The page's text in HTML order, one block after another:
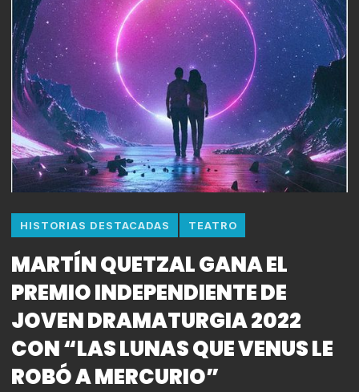
HISTORIAS DESTACADAS TEATRO
MARTÍN QUETZAL GANA EL
PREMIO INDEPENDIENTE DE
JOVEN DRAMATURGIA 2022
CON “LAS LUNAS QUE VENUS LE
ROBÓ A MERCURIO”